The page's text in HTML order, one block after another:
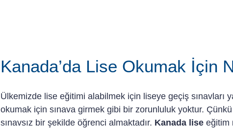
Kanada’da Lise Okumak İçin
Ülkemizde lise eğitimi alabilmek için liseye geçiş sınavları
okumak için sınava girmek gibi bir zorunluluk yoktur.
sınavsız bir şekilde öğrenci almaktadır. Kanada lise eğitim